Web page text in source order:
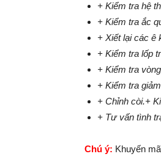
+ Kiểm tra hệ
+ Kiểm tra ắc
+ Xiết lại các ê
+ Kiểm tra lốp
+ Kiểm tra
+ Kiểm tra
+ Chỉnh còi.+
+ Tư vấn tình
Chú ý: Khuyến